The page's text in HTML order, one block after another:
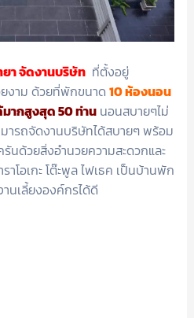
า จัดงานบริษัทที่ตั้งอยู่
งาม ด้วยที่พักขนาด 10 ห้องนอน
มากสูงสุด 50 ท่านนอนสบายๆไม่
รถจัดงานบริษัทได้สบายๆ พร้อม
ด้วยสิ่งอำนวยความสะดวกและ
าโอเกะ โต๊ะพูล ไฟเธค เป็นบ้านพัก
นเลี้ยงองค์กรได้ดี